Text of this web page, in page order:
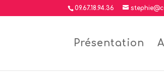
09.67.18.94.36
Présentation